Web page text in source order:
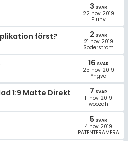
3 SVAR
22 nov 2019
Plunv
först? 2 SVAR
21 nov 2019
Soderstrom
16 SVAR
25 nov 2019
Yngve
1:9 Matte Direkt 7 SVAR
11 nov 2019
woozah
5 SVAR
4 nov 2019
PATENTERAMERA